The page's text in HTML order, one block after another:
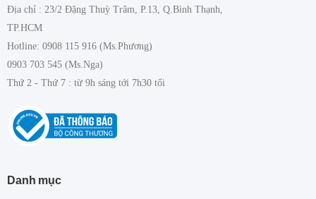
Địa chỉ : 23/2 Đặng Thuỳ Trâm, P.13, Q.Bình Thạnh,
TP.HCM
Hotline: 0908 115 916 (Ms.Phương)
0903 703 545 (Ms.Nga)
Thứ 2 - Thứ 7 : từ 9h sáng tới 7h30 tối
Danh mục